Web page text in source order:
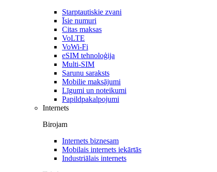
Starptautiskie zvani
Īsie numuri
Citas maksas
VoLTE
VoWi-Fi
eSIM tehnoloģija
Multi-SIM
Sarunu saraksts
Mobilie maksājumi
Līgumi un noteikumi
Papildpakalpojumi
Internets
Birojam
Internets biznesam
Mobilais internets iekārtās
Industriālais internets